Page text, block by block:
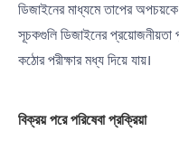
ডিজাইনের মাধ্যমে তাপের
সূচকগুলি ডিজাইনের
কঠোর পরীক্ষার মধ্য দিয়ে যায়।
বিক্রয় পরে পরিষেবা প্রক্রিয়া